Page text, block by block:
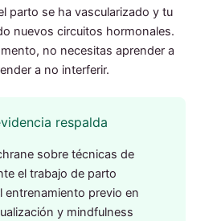
parto se ha vascularizado y tu
nuevos circuitos hormonales.
no necesitas aprender a
a no interferir.
respalda
sobre técnicas de
el trabajo de parto
entrenamiento previo en
y mindfulness